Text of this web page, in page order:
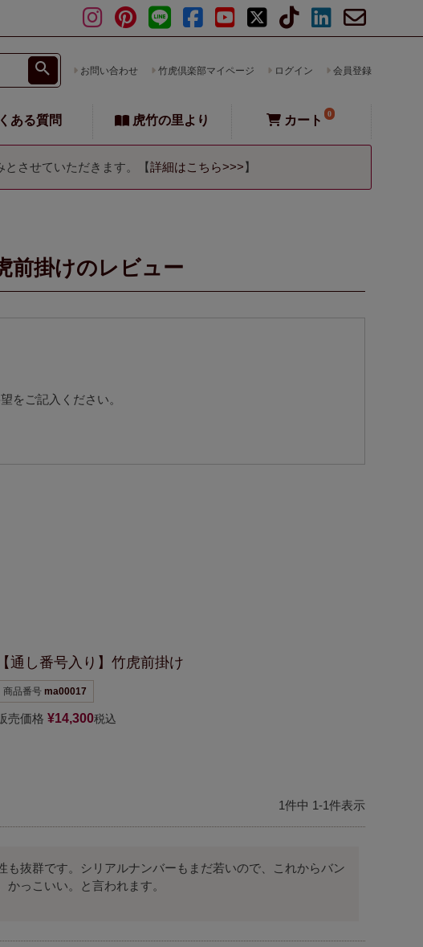
お問い合わせ 竹虎倶楽部マイページ ログイン 会員登録
ある質問 虎竹の里より カート 0
させていただきます。【詳細はこちら>>>】
前掛けのレビュー
をご記入ください。
【通し番号入り】竹虎前掛け
商品番号 ma00017
売価格 ¥14,300税込
1件中 1-1件表示
も抜群です。シリアルナンバーもまだ若いので、これからバン
っこいい。と言われます。